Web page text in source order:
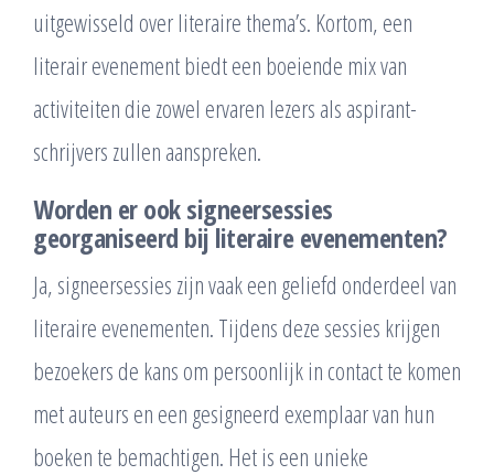
uitgewisseld over literaire thema’s. Kortom, een
literair evenement biedt een boeiende mix van
activiteiten die zowel ervaren lezers als aspirant-
schrijvers zullen aanspreken.
Worden er ook signeersessies
georganiseerd bij literaire evenementen?
Ja, signeersessies zijn vaak een geliefd onderdeel van
literaire evenementen. Tijdens deze sessies krijgen
bezoekers de kans om persoonlijk in contact te komen
met auteurs en een gesigneerd exemplaar van hun
boeken te bemachtigen. Het is een unieke